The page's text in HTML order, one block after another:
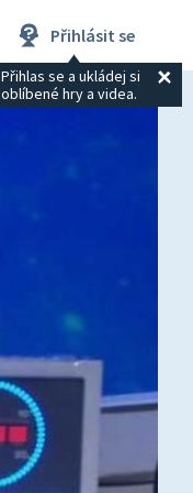
Přihlásit se
Přihlas se a ukládej si
oblíbené hry a videa.